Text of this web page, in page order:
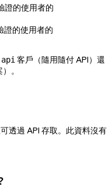
證的使用者的
證的使用者的
api 客戶（隨用隨付 API）還
。
透過 API 存取。此資料沒有